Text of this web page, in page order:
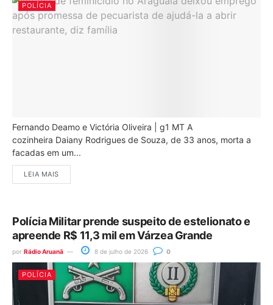
POLÍCIA
Fernando Deamo e Victória Oliveira | g1 MT A
cozinheira Daiany Rodrigues de Souza, de 33 anos, morta a
facadas em um...
LEIA MAIS
Polícia Militar prende suspeito de estelionato e
apreende R$ 11,3 mil em Várzea Grande
por Rádio Aruanã 8 de julho de 2026 0
POLÍCIA